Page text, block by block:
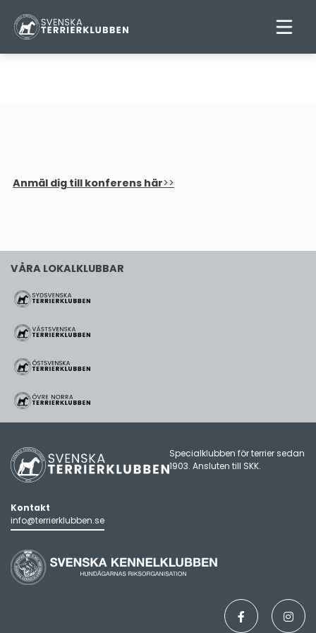
Anmäl dig till konferens här>>
VÅRA LOKALKLUBBAR
Specialklubben för terrier sedan
1903. Ansluten till SKK.
Kontakt
info@terrierklubben.se